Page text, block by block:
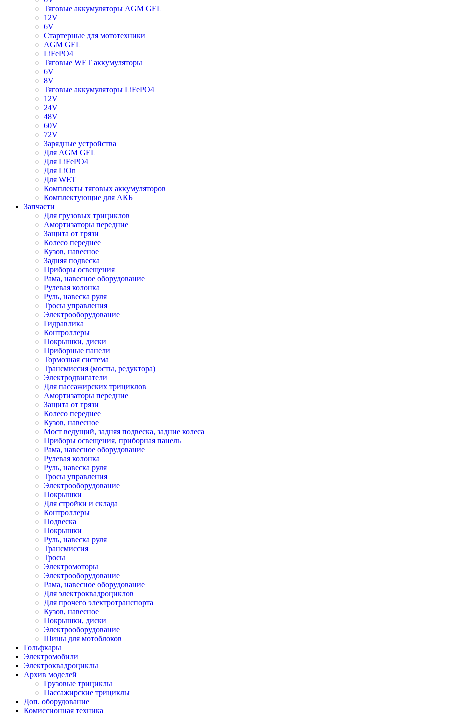
Тяговые аккумуляторы AGM GEL
12V
6V
Стартерные для мототехники
AGM GEL
LiFePO4
Тяговые WET аккумуляторы
6V
8V
Тяговые аккумуляторы LiFePO4
12V
24V
48V
60V
72V
Зарядные устройства
Для AGM GEL
Для LiFePO4
Для LiOn
Для WET
Комплекты тяговых аккумуляторов
Комплектующие для АКБ
Запчасти
Для грузовых трициклов
Амортизаторы передние
Защита от грязи
Колесо переднее
Кузов, навесное
Задняя подвеска
Приборы освещения
Рама, навесное оборудование
Рулевая колонка
Руль, навеска руля
Тросы управления
Электрооборудование
Гидравлика
Контроллеры
Покрышки, диски
Приборные панели
Тормозная система
Трансмиссия (мосты, редуктора)
Электродвигатели
Для пассажирских трициклов
Амортизаторы передние
Защита от грязи
Колесо переднее
Кузов, навесное
Мост ведущий, задняя подвеска, задние колеса
Приборы освещения, приборная панель
Рама, навесное оборудование
Рулевая колонка
Руль, навеска руля
Тросы управления
Электрооборудование
Покрышки
Для стройки и склада
Контроллеры
Подвеска
Покрышки
Руль, навеска руля
Трансмиссия
Тросы
Электромоторы
Электрооборудование
Рама, навесное оборудование
Для электроквадроциклов
Для прочего электротранспорта
Кузов, навесное
Покрышки, диски
Электрооборудование
Шины для мотоблоков
Гольфкары
Электромобили
Электроквадроциклы
Архив моделей
Грузовые трициклы
Пассажирские трициклы
Доп. оборудование
Комиссионная техника